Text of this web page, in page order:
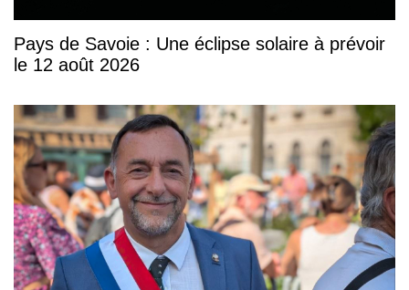
Pays de Savoie : Une éclipse solaire à prévoir
le 12 août 2026